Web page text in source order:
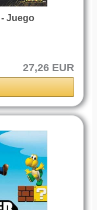
Juego
27,26 EUR